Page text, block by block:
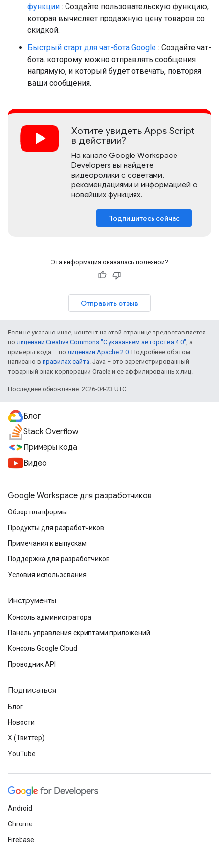
функции : Создайте пользовательскую функцию,
которая вычисляет продажную цену товаров со
скидкой.
Быстрый старт для чат-бота Google : Создайте чат-
бота, которому можно отправлять сообщения
напрямую, и который будет отвечать, повторяя
ваши сообщения.
Хотите увидеть Apps Script
в действии?
На канале Google Workspace
Developers вы найдете
видеоролики с советами,
рекомендациями и информацией о
новейших функциях.
Подпишитесь сейчас
Эта информация оказалась полезной?
Отправить отзыв
Если не указано иное, контент на этой странице предоставляется
по лицензии Creative Commons "С указанием авторства 4.0", а
примеры кода – по лицензии Apache 2.0. Подробнее об этом
написано в правилах сайта. Java – это зарегистрированный
товарный знак корпорации Oracle и ее аффилированных лиц.
Последнее обновление: 2026-04-23 UTC.
Блог
Stack Overflow
Примеры кода
Видео
Google Workspace для разработчиков
Обзор платформы
Продукты для разработчиков
Примечания к выпускам
Поддержка для разработчиков
Условия использования
Инструменты
Консоль администратора
Панель управления скриптами приложений
Консоль Google Cloud
Проводник API
Подписаться
Блог
Новости
X (Твиттер)
YouTube
Android
Chrome
Firebase